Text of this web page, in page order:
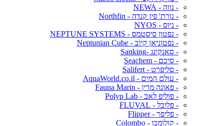
- נווה - NEWA
- נורת' פין קנדה - Northfin
- ניוס - NYOS
- נפטון סיסטמס - NEPTUNE SYSTEMS
- נפטוניאן קיוב - Neptunian Cube
- סאנקינג -Sanking
- סיכם - Seachem
- סליפרט - Salifert
- עולם המים - AquaWorld.co.il
- פאונה מרין - Fauna Marin
- פוליפ לאב - Polyp Lab
- פלובל - FLUVAL
- פליפר - Flipper
- קולומבו - Colombo